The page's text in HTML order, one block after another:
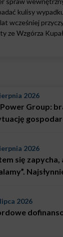
kulisy
wcześniej
ze Wzgórza
2026
Group:
2026
się zapycha,
są nie
2026